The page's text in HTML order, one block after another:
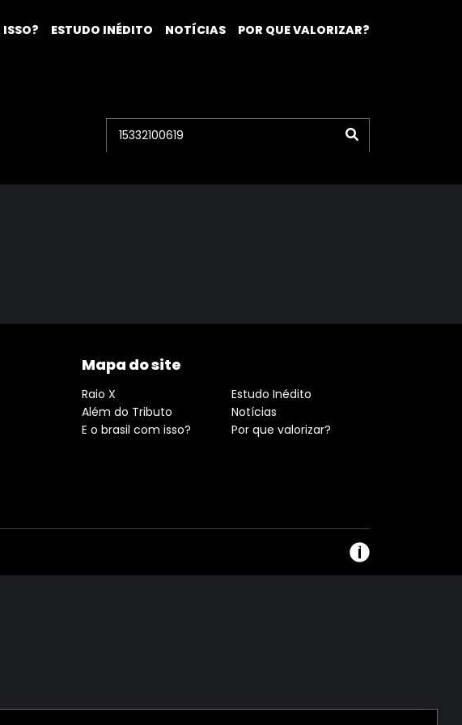
ISSO? ESTUDO INÉDITO NOTÍCIAS POR QUE VALORIZAR?
Mapa do site
Raio X
Além do Tributo
E o brasil com isso?
Estudo Inédito
Notícias
Por que valorizar?